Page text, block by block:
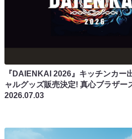
『DAIENKAI 2026』キッチンカー
ャルグッズ販売決定! 真心ブラザー
2026.07.03